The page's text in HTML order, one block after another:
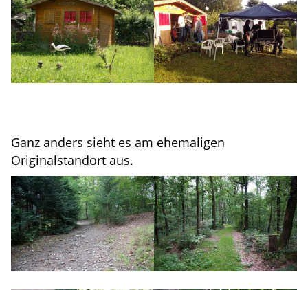
Ganz anders sieht es am ehemaligen
Originalstandort aus.